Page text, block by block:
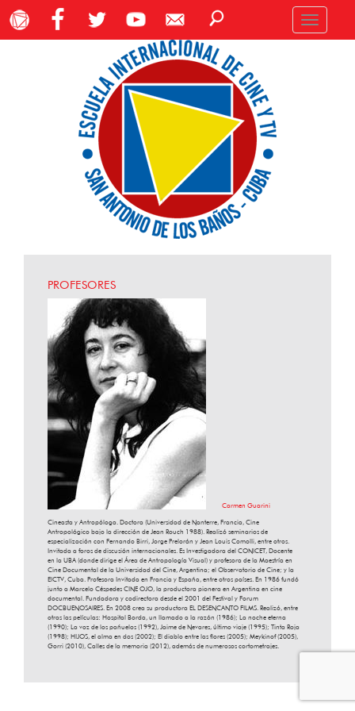
Toggle
navigation
PROFESORES
Carmen Guarini
Cineasta y Antropóloga. Doctora (Universidad de Nanterre, Francia, Cine
Antropológico bajo la dirección de Jean Rouch 1988). Realizó seminarios de
especialización con Fernando Birri, Jorge Prelorán y Jean Louis Comolli, entre otros.
Invitada a foros de discusión internacionales. Es Investigadora del CONICET, Docente
en la UBA (donde dirige el Área de Antropología Visual) y profesora de la Maestría en
Cine Documental de la Universidad del Cine, Argentina; el Observatorio de Cine; y la
EICTV, Cuba. Profesora Invitada en Francia y España, entre otros países. En 1986 fundó
junto a Marcelo Céspedes CINE OJO, la productora pionera en Argentina en cine
documental. Fundadora y codirectora desde el 2001 del Festival y Forum
DOCBUENOSAIRES. En 2008 crea su productora EL DESENCANTO FILMS. Realizó, entre
otras las películas: Hospital Borda, un llamado a la razón (1986); La noche eterna
(1990); La voz de los pañuelos (1992), Jaime de Nevares, último viaje (1995); Tinta Roja
(1998); HIJOS, el alma en dos (2002); El diablo entre las flores (2005); Meykinof (2005),
Gorri (2010), Calles de la memoria (2012), además de numerosos cortometrajes.